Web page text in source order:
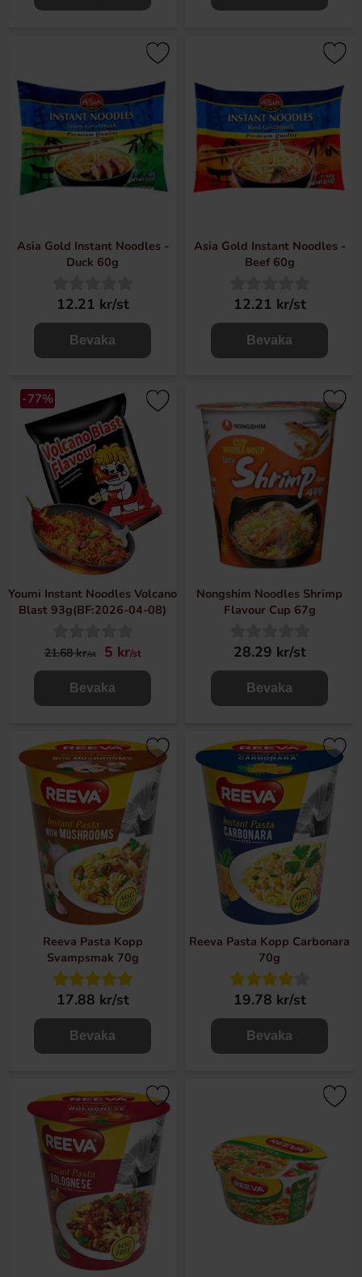
Asia Gold Instant Noodles -
Duck 60g
12.21 kr/st
Bevaka
Asia Gold Instant Noodles -
Beef 60g
12.21 kr/st
Bevaka
-77%
Youmi Instant Noodles Volcano
Blast 93g(BF:2026-04-08)
21.68 kr/st 5 kr/st
Bevaka
Nongshim Noodles Shrimp
Flavour Cup 67g
28.29 kr/st
Bevaka
Reeva Pasta Kopp
Svampsmak 70g
17.88 kr/st
Bevaka
Reeva Pasta Kopp Carbonara
70g
19.78 kr/st
Bevaka